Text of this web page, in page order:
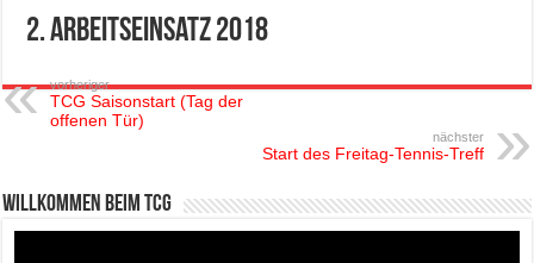
2. Arbeitseinsatz 2018
vorheriger
TCG Saisonstart (Tag der
offenen Tür)
nächster
Start des Freitag-Tennis-Treff
Willkommen beim TCG